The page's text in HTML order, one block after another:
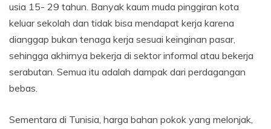
usia 15- 29 tahun. Banyak kaum muda pinggiran kota
keluar sekolah dan tidak bisa mendapat kerja karena
dianggap bukan tenaga kerja sesuai keinginan pasar,
sehingga akhirnya bekerja di sektor informal atau bekerja
serabutan. Semua itu adalah dampak dari perdagangan
bebas.
Sementara di Tunisia, harga bahan pokok yang melonjak,